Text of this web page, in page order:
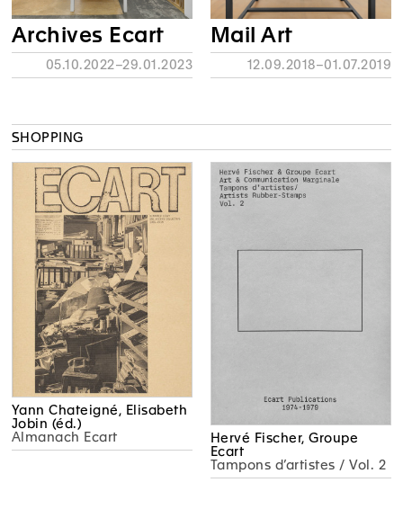
Archives Ecart
05.10.2022–29.01.2023
Mail Art
12.09.2018–01.07.2019
SHOPPING
Yann Chateigné, Elisabeth
Jobin (éd.)
Almanach Ecart
Hervé Fischer, Groupe
Ecart
Tampons d’artistes / Vol. 2